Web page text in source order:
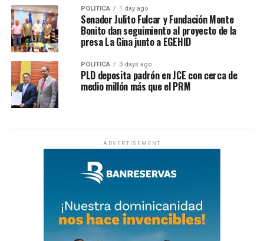
POLÍTICA 1 day ago
Senador Julito Fulcar y Fundación Monte
Bonito dan seguimiento al proyecto de la
presa La Gina junto a EGEHID
POLÍTICA 3 days ago
PLD deposita padrón en JCE con cerca de
medio millón más que el PRM
ADVERTISEMENT